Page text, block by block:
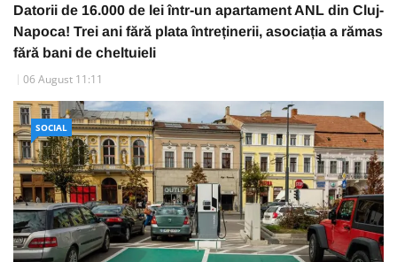
Datorii de 16.000 de lei într-un apartament ANL din Cluj-
Napoca! Trei ani fără plata întreținerii, asociația a rămas
fără bani de cheltuieli
06 August 11:11
SOCIAL